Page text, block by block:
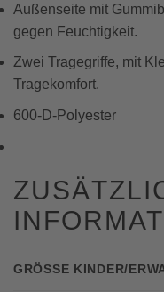
Außenseite mit
gegen Feuchtigkeit.
Zwei Tragegriffe, mit
Tragekomfort.
600-D-Polyester
GRÖSSE KINDER/